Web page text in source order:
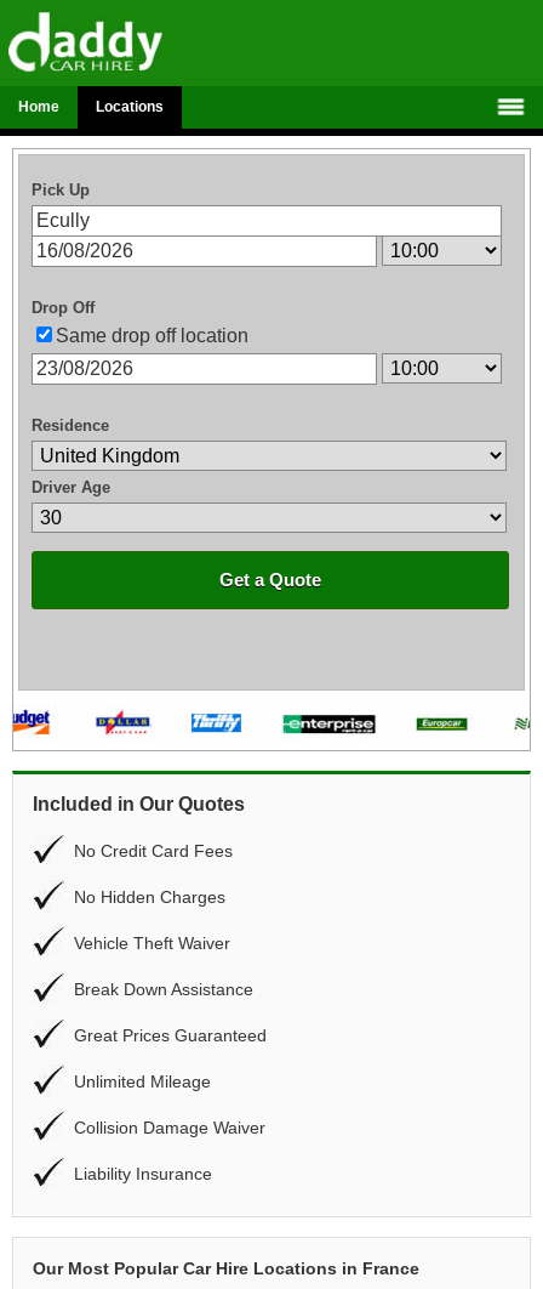
Home Locations
Pick Up
Drop Off
Same drop off location
Residence
Driver Age
Get a Quote
Included in Our Quotes
No Credit Card Fees
No Hidden Charges
Vehicle Theft Waiver
Break Down Assistance
Great Prices Guaranteed
Unlimited Mileage
Collision Damage Waiver
Liability Insurance
Our Most Popular Car Hire Locations in France